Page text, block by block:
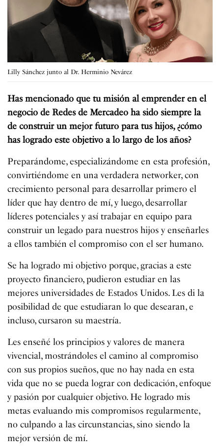
Lilly Sánchez junto al Dr. Herminio Nevárez
Has mencionado que tu misión al emprender en el
negocio de Redes de Mercadeo ha sido siempre la
de construir un mejor futuro para tus hijos, ¿cómo
has logrado este objetivo a lo largo de los años?
Preparándome, especializándome en esta profesión,
convirtiéndome en una verdadera networker, con
crecimiento personal para desarrollar primero el
líder que hay dentro de mí, y luego, desarrollar
líderes potenciales y así trabajar en equipo para
construir un legado para nuestros hijos y enseñarles
a ellos también el compromiso con el ser humano.
Se ha logrado mi objetivo porque, gracias a este
proyecto financiero, pudieron estudiar en las
mejores universidades de Estados Unidos. Les di la
posibilidad de que estudiaran lo que desearan, e
incluso, cursaron su maestría.
Les enseñé los principios y valores de manera
vivencial, mostrándoles el camino al compromiso
con sus propios sueños, que no hay nada en esta
vida que no se pueda lograr con dedicación, enfoque
y pasión por cualquier objetivo. He logrado mis
metas evaluando mis compromisos regularmente,
no culpando a las circunstancias, sino siendo la
mejor versión de mí.